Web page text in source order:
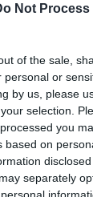
Not Process
of the sale,
personal or
by us, please
selection.
you
based on
separately
0